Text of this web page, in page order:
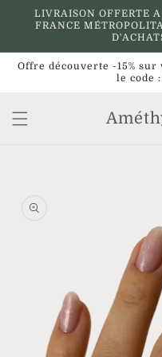
passer
au
LIVRAISON OFFERTE
FRANCE
Offre découverte -15%
le code :
informations